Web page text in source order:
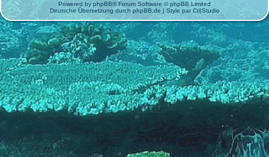
Powered by phpBB® Forum Software © phpBB Limited
Deutsche Übersetzung durch phpBB.de | Style par Cri|Studio